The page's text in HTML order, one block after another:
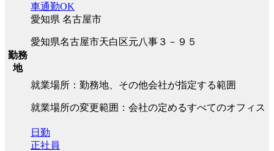
勤務
地
車通勤OK
愛知県 名古屋市
愛知県名古屋市天白区元八事３－９５
就業場所：勤務地、その他会社が指定する範囲
就業場所の変更範囲：会社の定めるすべてのオフィス
日勤
正社員